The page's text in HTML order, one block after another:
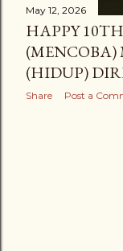
May 12, 2026
HAPPY
(HIDUP)
Share Post a